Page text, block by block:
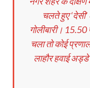
चलते हुए
गोलीबारी।
चला तो कोई
लाहौर हवाई